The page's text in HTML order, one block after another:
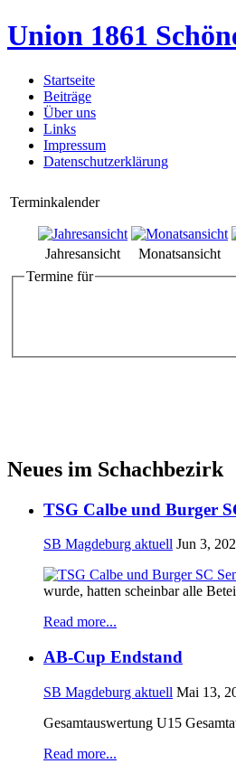
Union 1861
Startseite
Beiträge
Über uns
Links
Impressum
Datenschutzerklärung
Terminkalender
Jahresansicht Monatsansicht
Termine für
Neues im Schachbezirk
TSG Calbe und Burger
SB Magdeburg aktuell Jun 3,
wurde, hatten scheinbar alle
Read more...
AB-Cup Endstand
SB Magdeburg aktuell Mai 13,
Gesamtauswertung U15
Read more...